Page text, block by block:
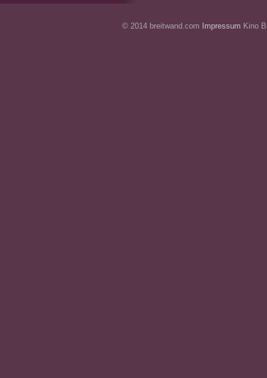
© 2014 breitwand.com Impressum Kino